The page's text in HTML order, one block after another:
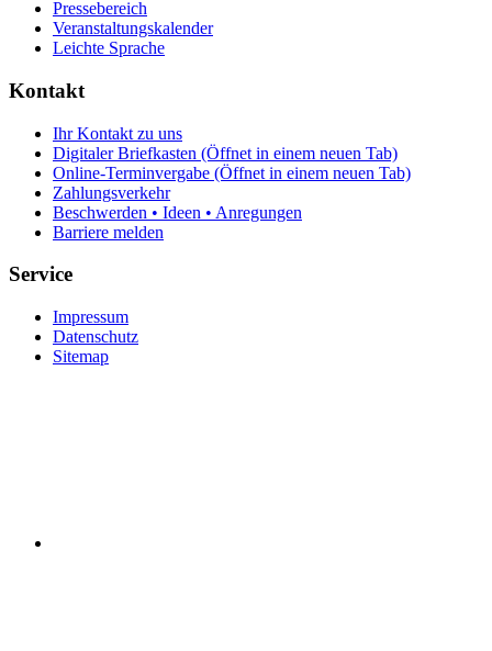
Pressebereich
Veranstaltungskalender
Leichte Sprache
Kontakt
Ihr Kontakt zu uns
Digitaler Briefkasten (Öffnet in einem neuen Tab)
Online-Terminvergabe (Öffnet in einem neuen Tab)
Zahlungsverkehr
Beschwerden • Ideen • Anregungen
Barriere melden
Service
Impressum
Datenschutz
Sitemap